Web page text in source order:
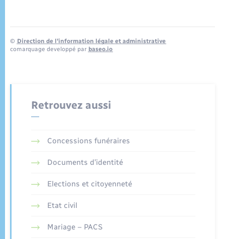
© Direction de l’information légale et administrative
comarquage developpé par baseo.io
Retrouvez aussi
Concessions funéraires
Documents d’identité
Elections et citoyenneté
Etat civil
Mariage – PACS